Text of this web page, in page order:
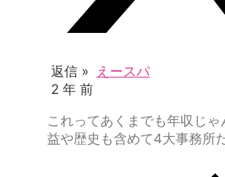
返信 »
えースパ
2 年 前
これってあくまでも年収じゃ
益や歴史も含めて4大事務所